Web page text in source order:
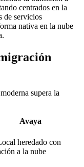
centrados en la
de servicios
nativa en la nube
supera la
Avaya
heredado con
a la nube